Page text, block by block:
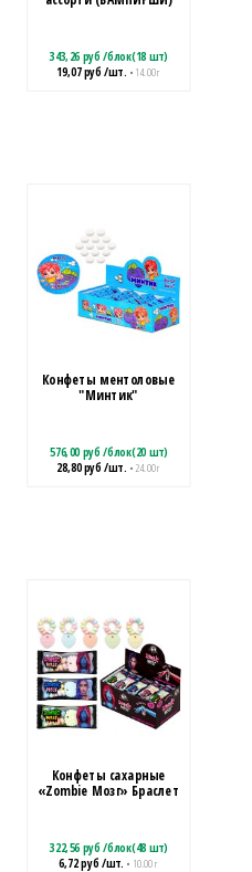
343,26 руб /блок(18 шт)
19,07руб /шт. • 14.00 г
Конфеты ментоловые
"Минтик"
576,00 руб /блок(20 шт)
28,80руб /шт. • 24.00 г
Конфеты сахарные
«Zombie Мозг» Браслет
322,56 руб /блок(48 шт)
6,72руб /шт. • 10.00 г